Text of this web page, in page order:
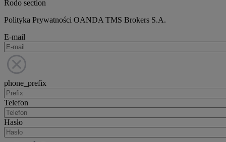
Rodo section
Polityka Prywatności OANDA TMS Brokers S.A.
E-mail
phone_prefix
Telefon
Hasło